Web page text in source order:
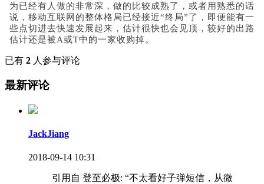
为已经有人做的非常深，做的比较成熟了，或者用熟悉的话
说，移动互联网的整体格局已经接近“终局”了，即便能有一
些点切进去快速发展起来，估计很快也会见顶，较好的出路
估计还是被A或T中的一家收购掉。
已有 2 人参与评论
最新评论
JackJiang
2018-09-14 10:31
引用自 登至必极: “不太看好子弹短信，从微